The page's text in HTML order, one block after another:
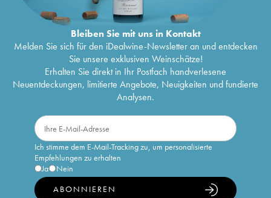
Bleiben Sie mit uns in Kontakt
Melden Sie sich für den iDealwine-Newsletter an und entdecken
Sie unsere exklusiven Weinschätze!
Erhalten Sie direkt in Ihr Postfach handverlesene
Neuentdeckungen, limitierte Angebote, Neuigkeiten und fundierte
Analysen.
Ich stimme dem E-Mail-Tracking zu, um personalisierte
Empfehlungen zu erhalten
Ja
Nein
ABONNIEREN